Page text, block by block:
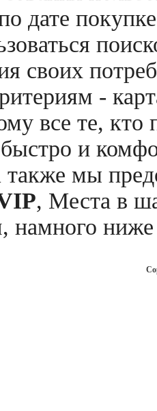
дате
своих
-
все те,
и
также мы
, Места в
намного